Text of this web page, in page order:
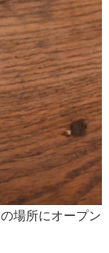
場所にオープン